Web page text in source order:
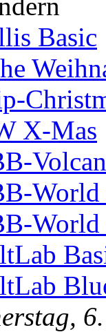
Basic
X-Mas
World
World